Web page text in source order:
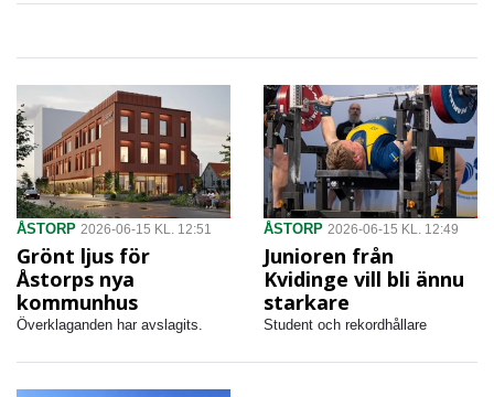
ÅSTORP 2026-06-15 KL. 12:51
Grönt ljus för
Åstorps nya
kommunhus
Överklaganden har avslagits.
ÅSTORP 2026-06-15 KL. 12:49
Junioren från
Kvidinge vill bli ännu
starkare
Student och rekordhållare